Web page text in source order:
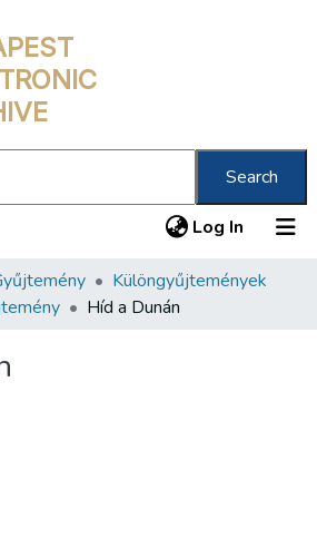
Search
Log In (current)
Különgyűjtemények
Híd a Dunán